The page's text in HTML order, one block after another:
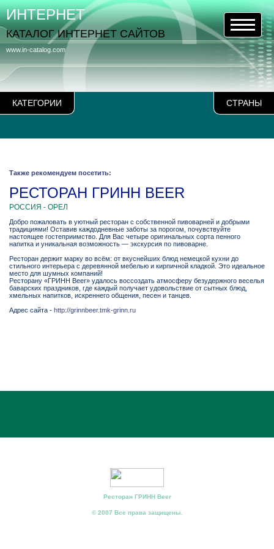
КАТЕГОРИИ СТРАНЫ
www.in-catalog.com
ИНТЕРНЕТ
КАТАЛОГ ИНТЕРНЕТ САЙТОВ
Также рекомендуем посетить:
РЕСТОРАН ГРИНН BEER
РОССИЯ - ОРЕЛ
Добро пожаловать в уютный ресторан с собственной пивоварней и добрыми
традициями! Оставив каждодневные заботы за порогом, почувствуйте
настоящее гостеприимство. Для Вас четыре оригинальных сорта пенного
напитка и уникальная возможность — экскурсия по пивоварне.
Ресторан держит марку во всём: от вкуснейших блюд немецкой кухни до
стильного интерьера с деревянной мебелью и кирпичной кладкой. Это идеальное
место для шумных компаний!
Ресторану «ГРИНН Beer» удалось воссоздать атмосферу безудержного веселья
баварских праздников, где каждый получает удовольствие от сытных блюд,
хмельных напитков, искреннего общения, песен и танцев.
Адрес сайта - http://grinnbeer.tmk-grinn.ru
Ресторан ГРИНН Beer
© 2007 Все права защищены.